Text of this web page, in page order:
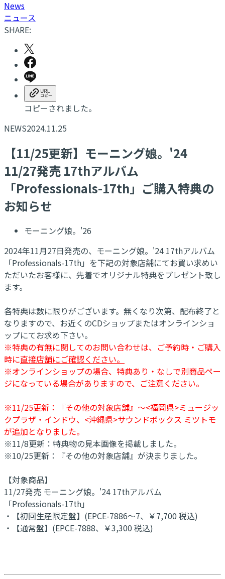
News
ニュース
SHARE:
コピーされました。
NEWS2024.11.25
【11/25更新】モーニング娘。'24
11/27発売 17thアルバム
「Professionals-17th」ご購入特典の
お知らせ
モーニング娘。'26
2024年11月27日発売の、モーニング娘。'24 17thアルバム
「Professionals-17th」を下記の対象店舗にてお買い求めい
ただいたお客様に、先着でオリジナル特典をプレゼント致し
ます。
各特典は数に限りがございます。無くなり次第、配布終了と
なりますので、お近くのCDショップまたはオンラインショ
ップにてお求め下さい。
※特典の有無に関してのお問い合わせは、ご予約時・ご購入
時に直接店舗にご確認ください。
※オンラインショップの場合、特典あり・なしで別商品ペー
ジになっている場合がありますので、ご注意ください。
※11/25更新：『その他の対象店舗』～<福岡県>ミュージッ
クプラザ・インドウ、<沖縄県>サウンドボックス ミツトモ
が追加となりました。
※11/8更新：特典物の見本画像を掲載しました。
※10/25更新：『その他の対象店舗』が決まりました。
【対象商品】
11/27発売 モーニング娘。'24 17thアルバム
「Professionals-17th」
・【初回生産限定盤】(EPCE-7886～7、￥7,700 税込)
・【通常盤】(EPCE-7888、￥3,300 税込)